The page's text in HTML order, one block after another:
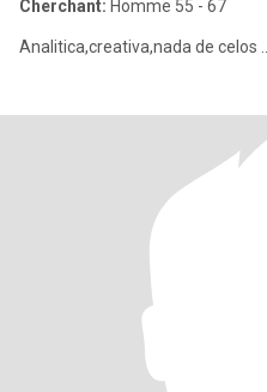
Cherchant: Homme 55 - 67
Analitica,creativa,nada de celos ....